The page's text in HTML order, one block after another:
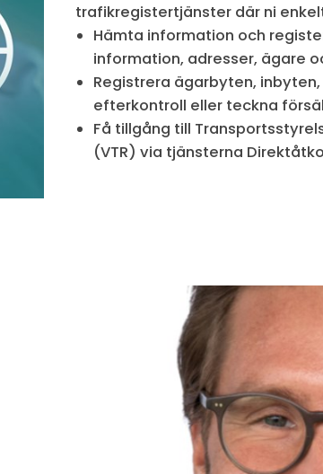
trafikregistertjänster där ni
Hämta information och
information, adresser, ägare
Registrera ägarbyten,
efterkontroll eller teckna
Få tillgång till
(VTR) via tjänsterna